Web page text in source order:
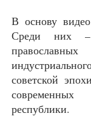
В основу
Среди них
советской
республики.